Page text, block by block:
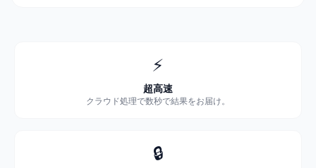
⚡
超高速
クラウド処理で数秒で結果をお届け。
🔒